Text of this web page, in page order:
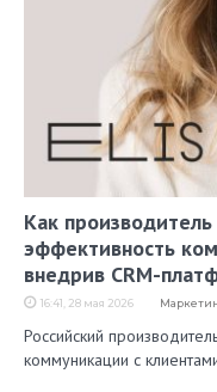
Как
эффективность
внедрив CRM-
16:41, 28 мая 2026
Российский
коммуникации с